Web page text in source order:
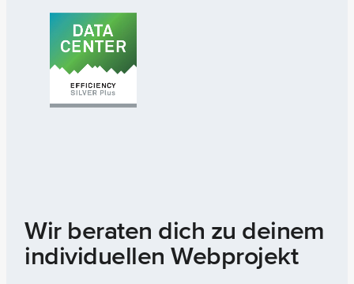
Wir beraten dich zu deinem
individuellen Webprojekt